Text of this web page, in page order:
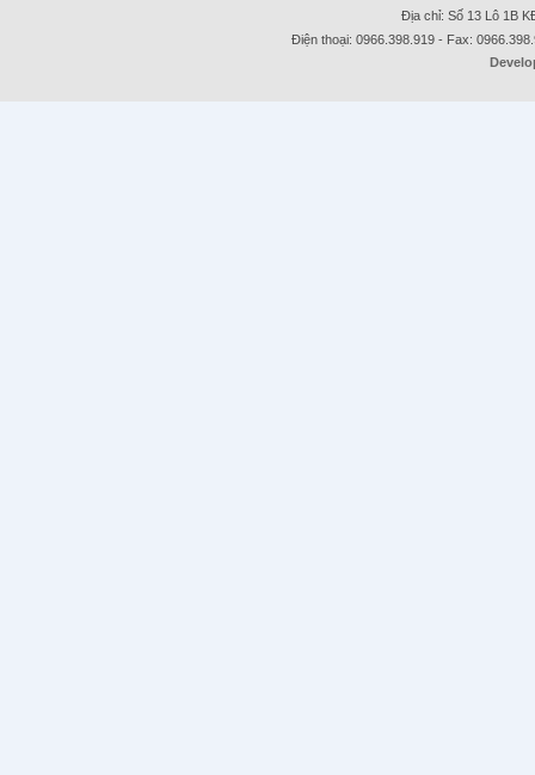
Địa chỉ: Số 13 Lô 1B
Điện thoại: 0966.398.919 - Fax: